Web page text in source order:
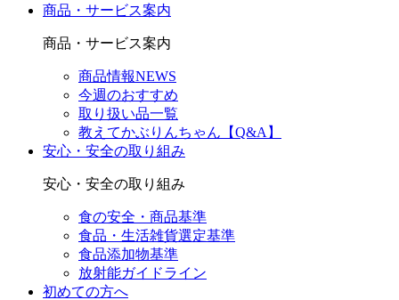
商品・サービス案内
商品・サービス案内
商品情報NEWS
今週のおすすめ
取り扱い品一覧
教えてかぶりんちゃん【Q&A】
安心・安全の取り組み
安心・安全の取り組み
食の安全・商品基準
食品・生活雑貨選定基準
食品添加物基準
放射能ガイドライン
初めての方へ